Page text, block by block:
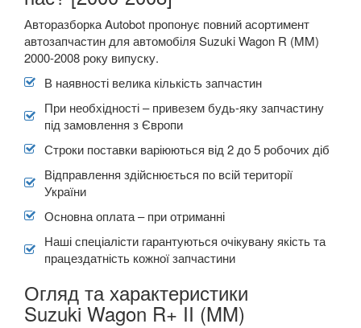
Авторазборка Autobot пропонує повний асортимент
автозапчастин для автомобіля Suzuki Wagon R (MM)
2000-2008 року випуску.
В наявності велика кількість запчастин
При необхідності – привезем будь-яку запчастину
під замовлення з Європи
Строки поставки варіюються від 2 до 5 робочих діб
Відправлення здійснюється по всій території
України
Основна оплата – при отриманні
Наші спеціалісти гарантуються очікувану якість та
працездатність кожної запчастини
Огляд та характеристики
Suzuki Wagon R+ II (MM)